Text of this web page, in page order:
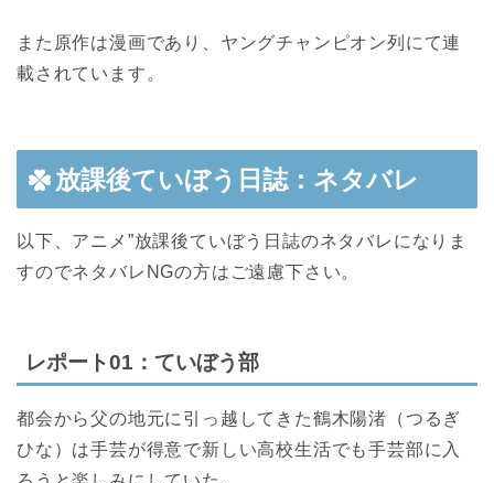
また原作は漫画であり、ヤングチャンピオン列にて連
載されています。
放課後ていぼう日誌：ネタバレ
以下、アニメ”放課後ていぼう日誌のネタバレになりま
すのでネタバレNGの方はご遠慮下さい。
レポート01：ていぼう部
都会から父の地元に引っ越してきた鶴木陽渚（つるぎ
ひな）は手芸が得意で新しい高校生活でも手芸部に入